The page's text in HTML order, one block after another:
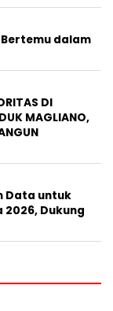
Bertemu dalam
DI
MAGLIANO,
Data untuk
2026, Dukung